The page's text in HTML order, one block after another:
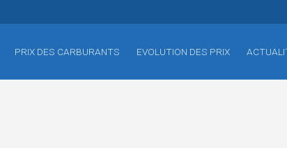
PRIX DES CARBURANTS EVOLUTION DES PRIX